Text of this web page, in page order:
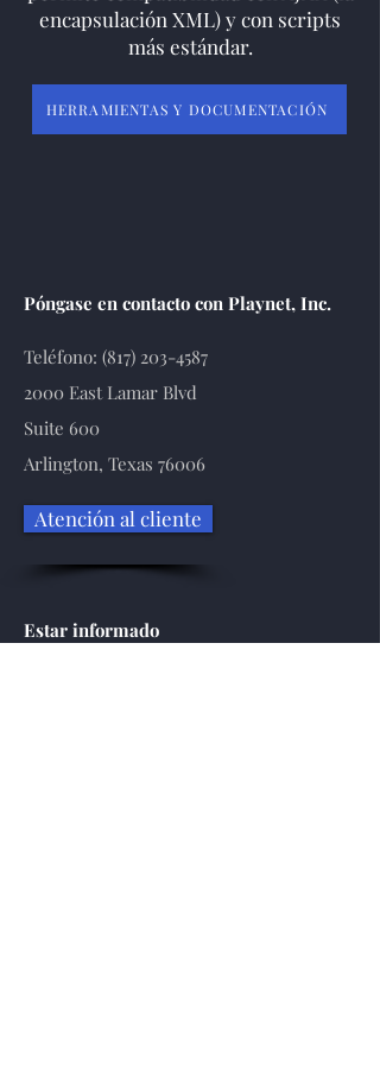
encapsulación XML) y con scripts
más estándar.
HERRAMIENTAS Y DOCUMENTACIÓN
Póngase en contacto con Playnet, Inc.
Teléfono: (817) 203-4587
2000 East Lamar Blvd
Suite 600
Arlington, Texas 76006
Atención al cliente
Estar informado